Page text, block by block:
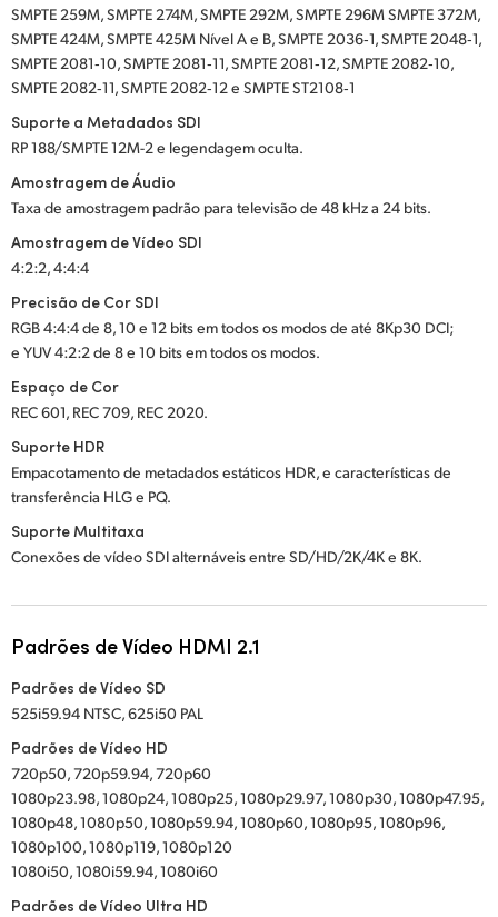
SMPTE 259M, SMPTE 274M, SMPTE 292M, SMPTE 296M SMPTE 372M,
SMPTE 424M, SMPTE 425M Nível A e B, SMPTE 2036‑1, SMPTE 2048‑1,
SMPTE 2081‑10, SMPTE 2081‑11, SMPTE 2081‑12, SMPTE 2082‑10,
SMPTE 2082‑11, SMPTE 2082‑12 e SMPTE ST2108‑1
Suporte a Metadados SDI
RP 188/SMPTE 12M-2 e legendagem oculta.
Amostragem de Áudio
Taxa de amostragem padrão para televisão de 48 kHz a 24 bits.
Amostragem de Vídeo SDI
4:2:2, 4:4:4
Precisão de Cor SDI
RGB 4:4:4 de 8, 10 e 12 bits em todos os modos de até 8Kp30 DCI;
e YUV 4:2:2 de 8 e 10 bits em todos os modos.
Espaço de Cor
REC 601, REC 709, REC 2020.
Suporte HDR
Empacotamento de metadados estáticos HDR, e características de
transferência HLG e PQ.
Suporte Multitaxa
Conexões de vídeo SDI alternáveis entre SD/HD/2K/4K e 8K.
Padrões de Vídeo HDMI 2.1
Padrões de Vídeo SD
525i59.94 NTSC, 625i50 PAL
Padrões de Vídeo HD
720p50, 720p59.94, 720p60
1080p23.98, 1080p24, 1080p25, 1080p29.97, 1080p30, 1080p47.95,
1080p48, 1080p50, 1080p59.94, 1080p60, 1080p95, 1080p96,
1080p100, 1080p119, 1080p120
1080i50, 1080i59.94, 1080i60
Padrões de Vídeo Ultra HD